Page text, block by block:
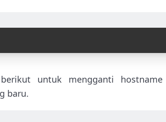
untuk mengganti
baru.